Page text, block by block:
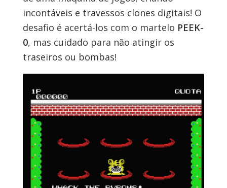
incontáveis e travessos clones digitais! O
desafio é acertá-los com o martelo PEEK-
0, mas cuidado para não atingir os
traseiros ou bombas!